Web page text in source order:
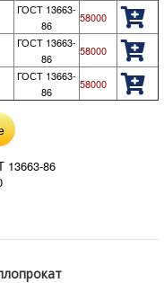
ГОСТ 13663-
86
58000
ГОСТ 13663-
86
58000
ГОСТ 13663-
86
58000
13663-86